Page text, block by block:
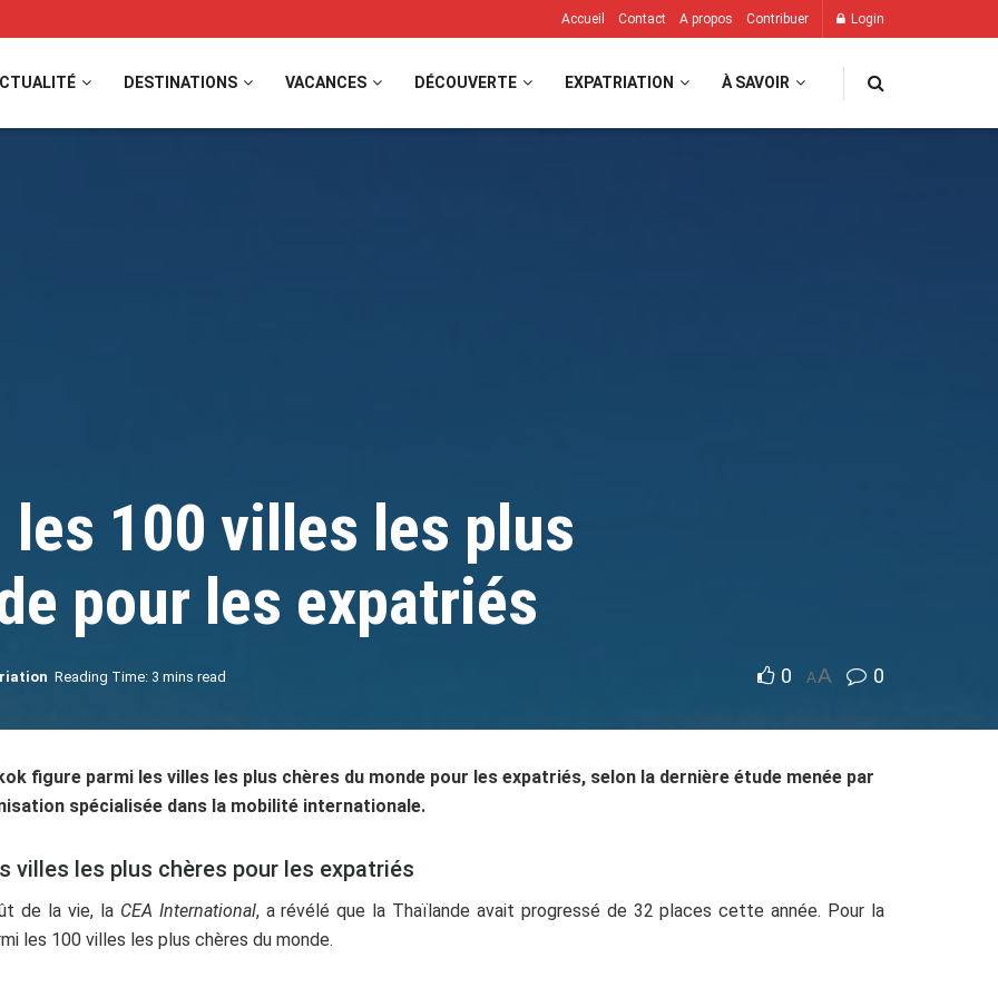
Accueil Contact A propos Contribuer Login
DESTINATIONS VACANCES DÉCOUVERTE EXPATRIATION À SAVOIR
100 villes les plus
pour les expatriés
Reading Time: 3 mins read 0 AA 0
figure parmi les villes les plus chères du monde pour les expatriés, selon la dernière étude menée par
spécialisée dans la mobilité internationale.
villes les plus chères pour les expatriés
de la vie, laCEA International, a révélé que la Thaïlande avait progressé de 32 places cette année. Pour la
les 100 villes les plus chères du monde.